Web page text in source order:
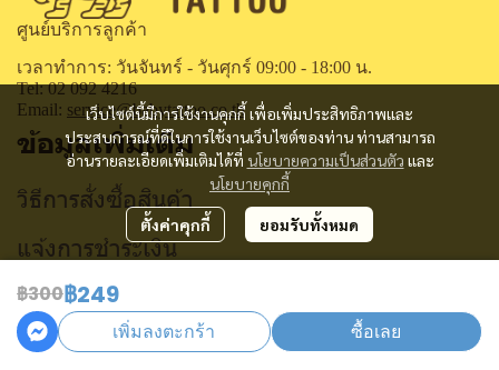
฿300฿249
เพิ่มลงตะกร้า ซื้อเลย
เว็บไซต์นี้มีการใช้งานคุกกี้ เพื่อเพิ่มประสิทธิภาพและ
ประสบการณ์ที่ดีในการใช้งานเว็บไซต์ของท่าน ท่านสามารถ
อ่านรายละเอียดเพิ่มเติมได้ที่ นโยบายความเป็นส่วนตัว และ
นโยบายคุกกี้
ตั้งค่าคุกกี้ ยอมรับทั้งหมด
ศูนย์บริการลูกค้า
เวลาทำการ: วันจันทร์ - วันศุกร์ 09:00 - 18:00 น.
Tel: 02 092 4216
Email: service@babytattoo.co.th
ข้อมูลเพิ่มเติม
วิธีการสั่งซื้อสินค้า
แจ้งการชำระเงิน
ติดตามสถานะการสั่งซื้อ
คำถามที่พบบ่อย